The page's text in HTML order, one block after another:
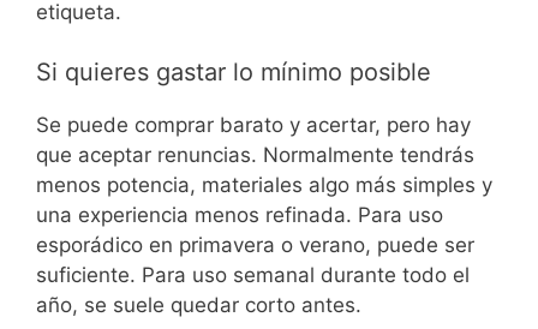
etiqueta.
Si quieres gastar lo mínimo posible
Se puede comprar barato y acertar, pero hay
que aceptar renuncias. Normalmente tendrás
menos potencia, materiales algo más simples y
una experiencia menos refinada. Para uso
esporádico en primavera o verano, puede ser
suficiente. Para uso semanal durante todo el
año, se suele quedar corto antes.